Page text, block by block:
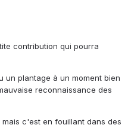
contribution qui pourra
un plantage à un moment bien
reconnaissance des
c'est en fouillant dans des